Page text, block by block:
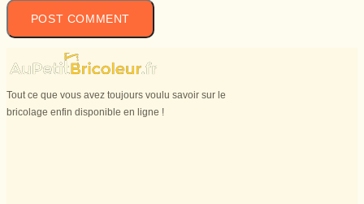
Tout ce que vous avez toujours voulu savoir sur le
bricolage enfin disponible en ligne !